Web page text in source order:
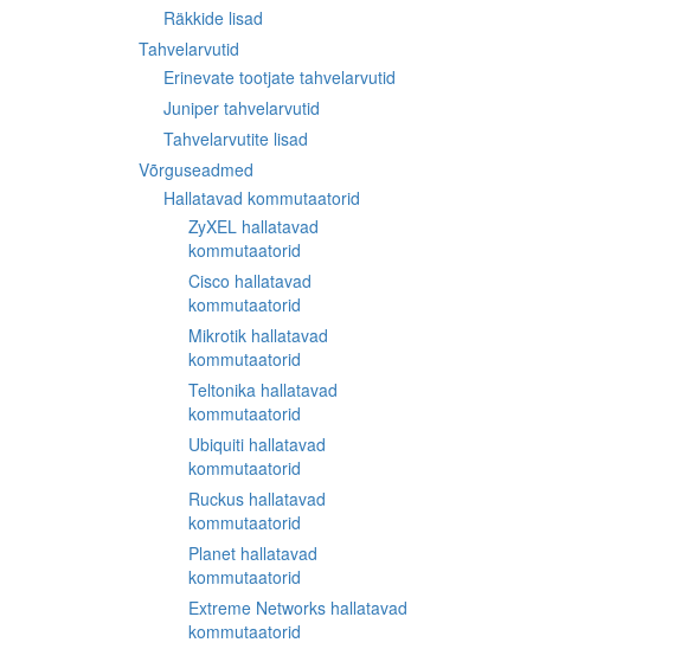
Räkkide lisad
Tahvelarvutid
Erinevate tootjate tahvelarvutid
Juniper tahvelarvutid
Tahvelarvutite lisad
Võrguseadmed
Hallatavad kommutaatorid
ZyXEL hallatavad
kommutaatorid
Cisco hallatavad
kommutaatorid
Mikrotik hallatavad
kommutaatorid
Teltonika hallatavad
kommutaatorid
Ubiquiti hallatavad
kommutaatorid
Ruckus hallatavad
kommutaatorid
Planet hallatavad
kommutaatorid
Extreme Networks hallatavad
kommutaatorid